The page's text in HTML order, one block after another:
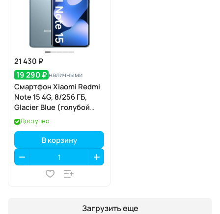
21 430 ₽
19 290 ₽ наличными
Смартфон Xiaomi Redmi
Note 15 4G, 8/256 ГБ,
Glacier Blue (голубой
лед)
Доступно
В корзину
Загрузить еще